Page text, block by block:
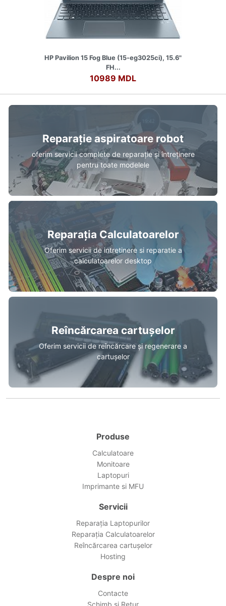
HP Pavilion 15 Fog Blue (15-eg3025ci), 15.6"
FH...
10989 MDL
Reparație aspiratoare robot
oferim servicii complete de reparație și întreținere
pentru toate modelele
Reparația Calculatoarelor
Oferim servicii de intretinere si reparatie a
calculatoarelor desktop
Reîncărcarea cartușelor
Oferim servicii de reîncărcare și regenerare a
cartușelor
Produse
Calculatoare
Monitoare
Laptopuri
Imprimante si MFU
Servicii
Reparația Laptopurilor
Reparația Calculatoarelor
Reîncărcarea cartușelor
Hosting
Despre noi
Contacte
Schimb și Retur